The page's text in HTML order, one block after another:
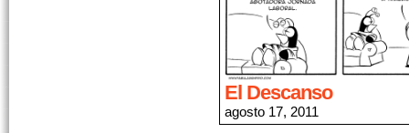
El Descanso
agosto 17, 2011